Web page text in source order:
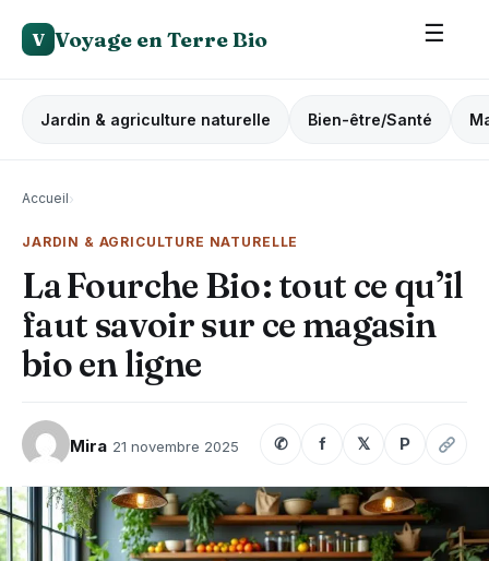
V Voyage en Terre Bio ☰
Jardin & agriculture naturelle Bien-être/Santé
Accueil›
JARDIN & AGRICULTURE NATURELLE
La Fourche Bio : tout ce qu’il
faut savoir sur ce magasin
bio en ligne
Mira 21 novembre 2025 ✆ f 𝕏 P